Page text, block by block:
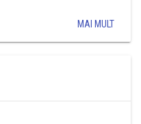
MAI MULT